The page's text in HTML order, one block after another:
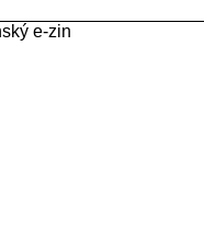
e-zin